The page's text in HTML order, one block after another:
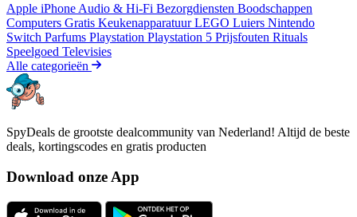
Apple iPhone Audio & Hi-Fi Bezorgdiensten Boodschappen
Computers Gratis KeukenapparatuurLEGO Luiers Nintendo
Switch Parfums Playstation Playstation 5 Prijsfouten Rituals
Speelgoed Televisies
Alle categorieën
SpyDeals de grootste dealcommunity van Nederland! Altijd de beste
deals, kortingscodes en gratis producten
Download onze App